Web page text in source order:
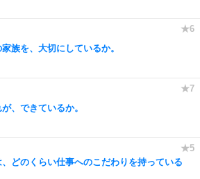
族を、大切にしているか。
、できているか。
どのくらい仕事へのこだわりを持っている